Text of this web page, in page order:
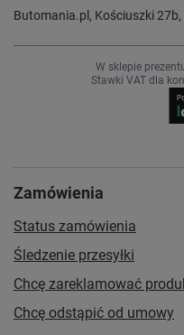
Butomania.pl, Kościuszki 27b,
W sklepie
Stawki VAT dla
Zamówienia
Status zamówienia
Śledzenie przesyłki
Chcę zareklamować
Chcę odstąpić od umowy